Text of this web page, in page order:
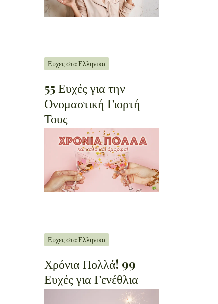
Ευχες στα Ελληνικα
55 Ευχές για την
Ονομαστική Γιορτή
Τους
Ευχες στα Ελληνικα
Χρόνια Πολλά! 99
Ευχές για Γενέθλια